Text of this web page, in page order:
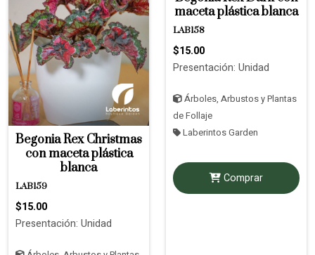
Begonia Rex Christmas
con maceta plástica
blanca
LAB159
$15.00
Presentación: Unidad
maceta plástica blanca
LAB158
$15.00
Presentación: Unidad
Árboles, Arbustos y Plantas
de Follaje
Laberintos Garden
Comprar